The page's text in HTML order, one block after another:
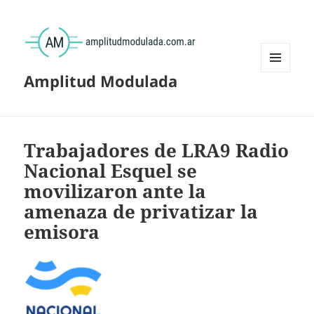
Amplitud Modulada
Trabajadores de LRA9 Radio
Nacional Esquel se
movilizaron ante la
amenaza de privatizar la
emisora